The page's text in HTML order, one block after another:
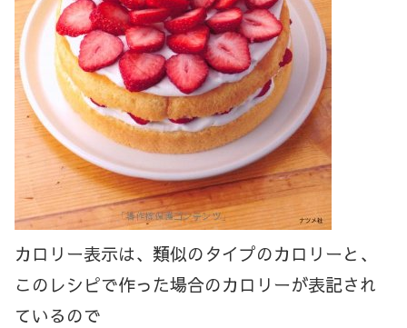
カロリー表示は、類似のタイプのカロリーと、
このレシピで作った場合のカロリーが表記され
ているので